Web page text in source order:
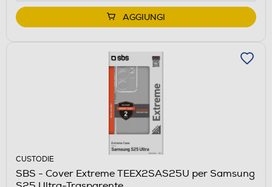
AGGIUNGI
CUSTODIE
SBS - Cover Extreme TEEX2SAS25U per Samsung